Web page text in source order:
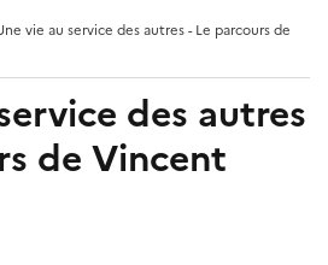
vie au service des autres - Le parcours de
des autres
de Vincent